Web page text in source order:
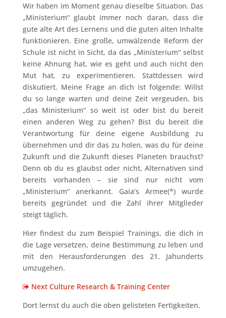
Wir haben im Moment genau dieselbe Situation. Das
„Ministerium“ glaubt immer noch daran, dass die
gute alte Art des Lernens und die guten alten Inhalte
funktionieren. Eine große, umwälzende Reform der
Schule ist nicht in Sicht, da das „Ministerium“ selbst
keine Ahnung hat, wie es geht und auch nicht den
Mut hat, zu experimentieren. Stattdessen wird
diskutiert. Meine Frage an dich ist folgende: Willst
du so lange warten und deine Zeit vergeuden, bis
„das Ministerium“ so weit ist oder bist du bereit
einen anderen Weg zu gehen? Bist du bereit die
Verantwortung für deine eigene Ausbildung zu
übernehmen und dir das zu holen, was du für deine
Zukunft und die Zukunft dieses Planeten brauchst?
Denn ob du es glaubst oder nicht, Alternativen sind
bereits vorhanden – sie sind nur nicht vom
„Ministerium“ anerkannt. Gaia’s Armee(*) wurde
bereits gegründet und die Zahl ihrer Mitglieder
steigt täglich.
Hier findest du zum Beispiel Trainings, die dich in
die Lage versetzen, deine Bestimmung zu leben und
mit den Herausforderungen des 21. Jahunderts
umzugehen.
Next Culture Research & Training Center
Dort lernst du auch die oben gelisteten Fertigkeiten.